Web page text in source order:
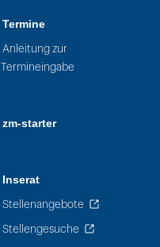
Termine
Anleitung zur
Termineingabe
zm-starter
Inserat
Stellenangebote
Stellengesuche